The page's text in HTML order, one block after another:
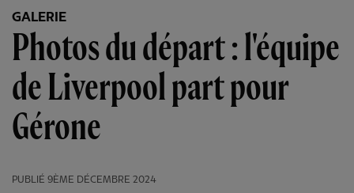
GALERIE
Photos du départ : l'équipe
de Liverpool part pour
Gérone
PUBLIÉ 9ÈME DÉCEMBRE 2024